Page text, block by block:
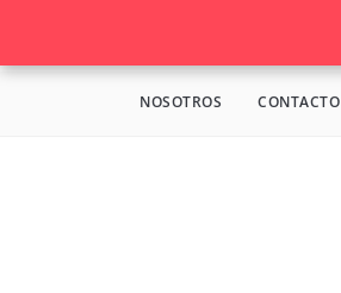
NOSOTROS CONTACTO